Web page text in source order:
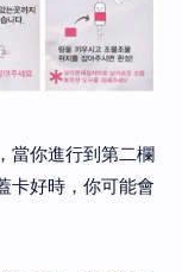
當你進行到第二欄
卡好時，你可能會